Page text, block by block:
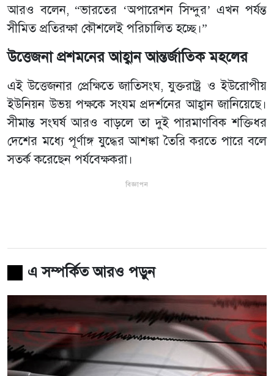
আরও বলেন, “ভারতের ‘অপারেশন সিন্দুর’ এখন পর্যন্ত
সীমিত প্রতিরক্ষা কৌশলেই পরিচালিত হচ্ছে।”
উত্তেজনা প্রশমনের আহ্বান আন্তর্জাতিক মহলের
এই উত্তেজনার প্রেক্ষিতে জাতিসংঘ, যুক্তরাষ্ট্র ও ইউরোপীয়
ইউনিয়ন উভয় পক্ষকে সংযম প্রদর্শনের আহ্বান জানিয়েছে।
সীমান্ত সংঘর্ষ আরও বাড়লে তা দুই পারমাণবিক শক্তিধর
দেশের মধ্যে পূর্ণাঙ্গ যুদ্ধের আশঙ্কা তৈরি করতে পারে বলে
সতর্ক করেছেন পর্যবেক্ষকরা।
বিজ্ঞাপন
এ সম্পর্কিত আরও পড়ুন